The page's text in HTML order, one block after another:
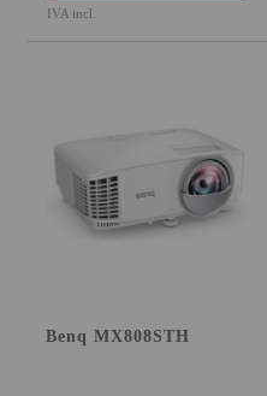
CABLES Y ACCESORIOS
9.00h a
Asistencia Técnica:
IVA incl.
Benq MX808STH